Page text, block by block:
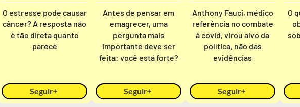
O estresse pode causar
câncer? A resposta não
é tão direta quanto
parece
Seguir
Antes de pensar em
emagrecer, uma
pergunta mais
importante deve ser
feita: você está forte?
Seguir
Anthony Fauci, médico
referência no combate
à covid, virou alvo da
política, não das
evidências
Seguir
O